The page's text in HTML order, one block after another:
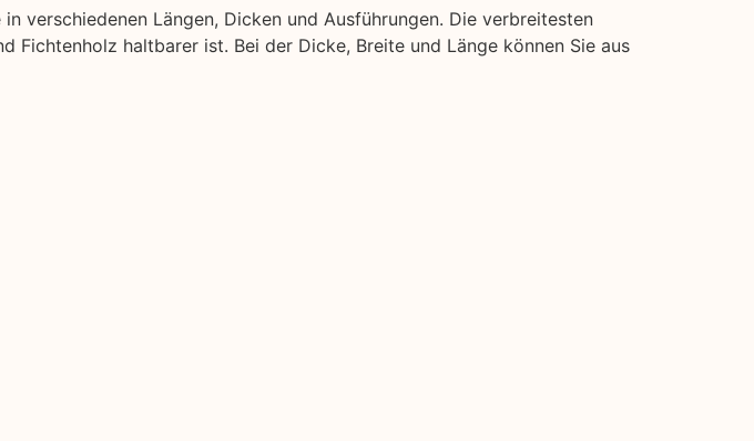
verschiedenen Längen, Dicken und Ausführungen. Die verbreitesten
haltbarer ist. Bei der Dicke, Breite und Länge können Sie aus